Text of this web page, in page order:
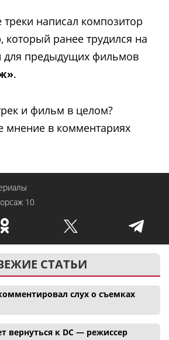
написал композитор
который ранее трудился на
для предыдущих фильмов
.
и фильм в целом?
мнение в комментариях
10
СТАТЬИ
слух о съемках
вернуться к DC — режиссер